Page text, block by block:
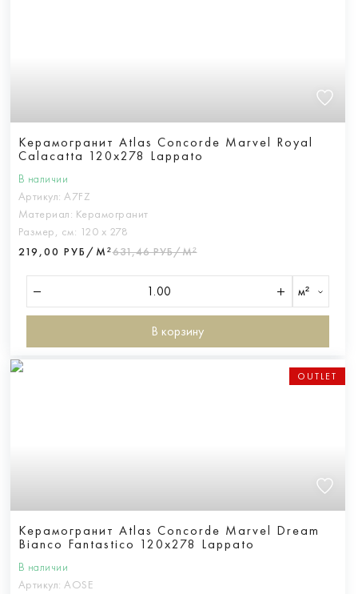
Керамогранит Atlas Concorde Marvel Royal
Calacatta 120x278 Lappato
В наличии
Артикул: A7FZ
Материал: Керамогранит
Размер, см: 120 х 278
219,00 РУБ/М²631,46 РУБ/М²
м²
В корзину
OUTLET
Керамогранит Atlas Concorde Marvel Dream
Bianco Fantastico 120x278 Lappato
В наличии
Артикул: AOSE